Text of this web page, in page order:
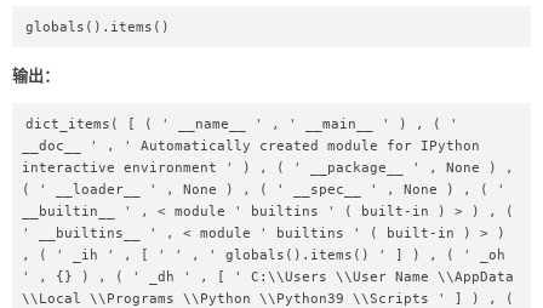
globals().items()
输出：
dict_items( [ ( ' __name__ ' , ' __main__ ' ) , ( '
__doc__ ' , ' Automatically created module for IPython
interactive environment ' ) , ( ' __package__ ' , None ) ,
( ' __loader__ ' , None ) , ( ' __spec__ ' , None ) , ( '
__builtin__ ' , < module ' builtins ' ( built-in ) > ) , (
' __builtins__ ' , < module ' builtins ' ( built-in ) > )
, ( ' _ih ' , [ ' ' , ' globals().items() ' ] ) , ( ' _oh
' , {} ) , ( ' _dh ' , [ ' C:\\Users \\User Name \\AppData
\\Local \\Programs \\Python \\Python39 \\Scripts ' ] ) , (